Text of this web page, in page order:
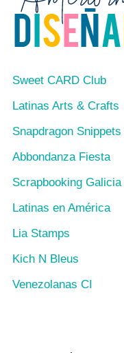
Sweet CARD Club
Latinas Arts & Crafts
Snapdragon Snippets
Abbondanza Fiesta
Scrapbooking Galicia
Latinas en América
Lia Stamps
Kich N Bleus
Venezolanas CI